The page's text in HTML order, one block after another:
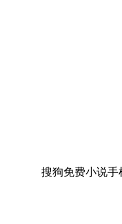
搜狗免费小说手机版是